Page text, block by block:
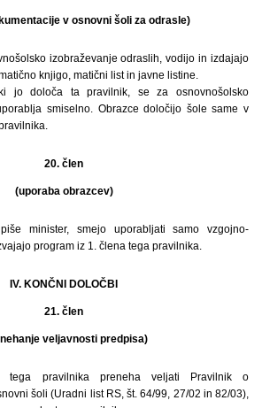
v osnovni šoli za odrasle)
izobraževanje odraslih, vodijo in izdajajo
knjigo, matični list in javne listine.
jo določa ta pravilnik, se za osnovnošolsko
smiselno. Obrazce določijo šole same v
20. člen
(uporaba obrazcev)
minister, smejo uporabljati samo vzgojno-
program iz 1. člena tega pravilnika.
IV. KONČNI DOLOČBI
21. člen
veljavnosti predpisa)
tega pravilnika preneha veljati Pravilnik o
šoli (Uradni list RS, št. 64/99, 27/02 in 82/03),